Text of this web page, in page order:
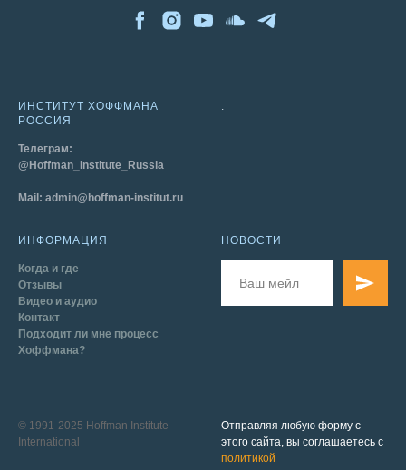
ИНСТИТУТ ХОФФМАНА
РОССИЯ
Телеграм:
@Hoffman_Institute_Russia
Mail: admin@hoffman-institut.ru
.
ИНФОРМАЦИЯ
Когда и где
Отзывы
Видео и аудио
Контакт
Подходит ли мне процесс
Хоффмана?
НОВОСТИ
© 1991-2025 Hoffman Institute
International
Отправляя любую форму с
этого сайта, вы соглашаетесь с
политикой